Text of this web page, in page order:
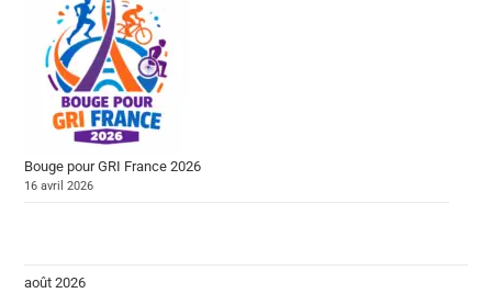
Bouge pour GRI France 2026
16 avril 2026
août 2026